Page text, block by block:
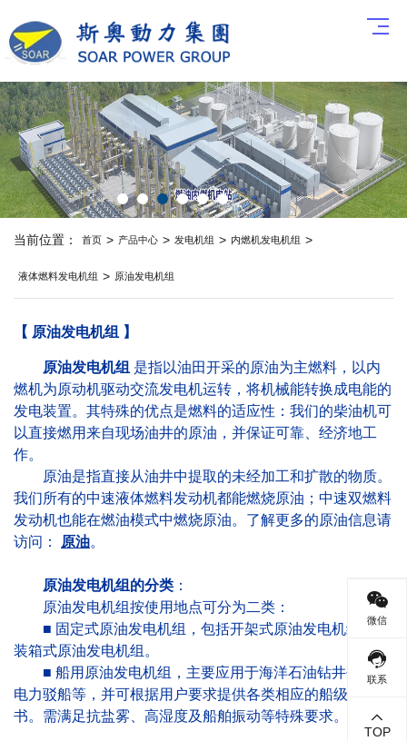
当前位置： 首页 > 产品中心 > 发电机组 > 内燃机发电机组 >
液体燃料发电机组 > 原油发电机组
【 原油发电机组 】
原油发电机组 是指以油田开采的原油为主燃料，以内
燃机为原动机驱动交流发电机运转，将机械能转换成电能的
发电装置。其特殊的优点是燃料的适应性：我们的柴油机可
以直接燃用来自现场油井的原油，并保证可靠、经济地工
作。
原油是指直接从油井中提取的未经加工和扩散的物质。
我们所有的中速液体燃料发动机都能燃烧原油；中速双燃料
发动机也能在燃油模式中燃烧原油。了解更多的原油信息请
访问：
原油。
原油发电机组的分类 ：
原油发电机组按使用地点可分为二类：
■ 固定式原油发电机组，包括开架式原油发电机组和集
装箱式原油发电机组。
■ 船用原油发电机组，主要应用于海洋石油钻井平台及
电力驳船等，并可根据用户要求提供各类相应的船级社证
书。需满足抗盐雾、高湿度及船舶振动等特殊要求。‌
微信
联系
TOP